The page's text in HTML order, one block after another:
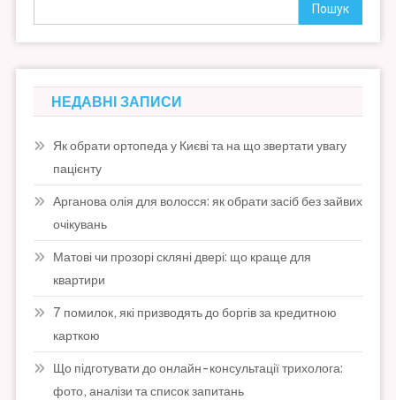
Пошук
НЕДАВНІ ЗАПИСИ
Як обрати ортопеда у Києві та на що звертати увагу
пацієнту
Арганова олія для волосся: як обрати засіб без зайвих
очікувань
Матові чи прозорі скляні двері: що краще для
квартири
7 помилок, які призводять до боргів за кредитною
карткою
Що підготувати до онлайн-консультації трихолога:
фото, аналізи та список запитань